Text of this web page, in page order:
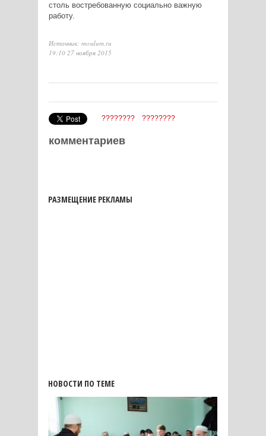
столь востребованную социально важную
работу.
Источник: mosdum.ru
19:10 27 ноября 2015
???????? ????????
комментариев
РАЗМЕЩЕНИЕ РЕКЛАМЫ
НОВОСТИ ПО ТЕМЕ